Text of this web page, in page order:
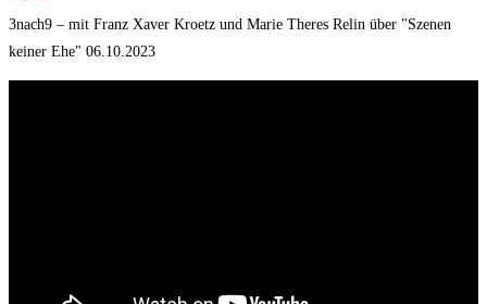
3nach9 – mit Franz Xaver Kroetz und Marie Theres Relin über "Szenen
keiner Ehe" 06.10.2023